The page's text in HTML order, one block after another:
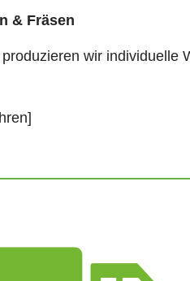
& Fräsen
wir individuelle